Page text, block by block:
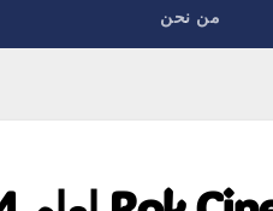
من نحن